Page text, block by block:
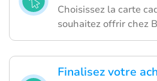
Choisissez la carte
souhaitez offrir chez
Finalisez votre